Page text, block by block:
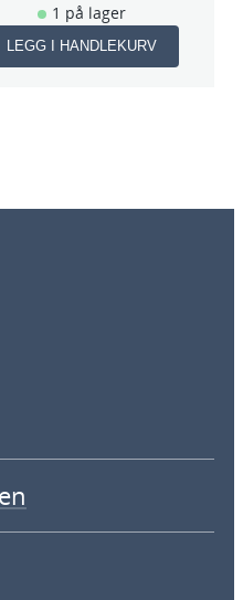
1 på lager
LEGG I HANDLEKURV